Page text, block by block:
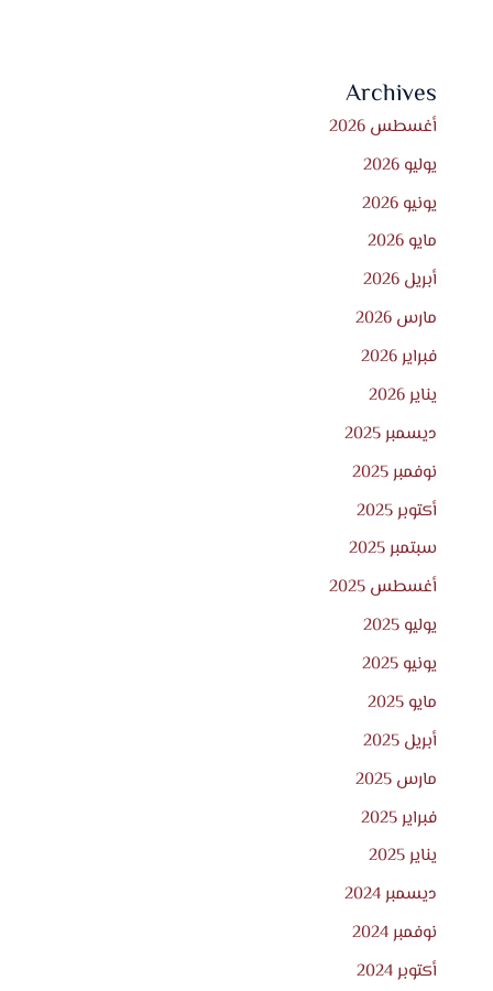
Archives
أغسطس 2026
يوليو 2026
يونيو 2026
مايو 2026
أبريل 2026
مارس 2026
فبراير 2026
يناير 2026
ديسمبر 2025
نوفمبر 2025
أكتوبر 2025
سبتمبر 2025
أغسطس 2025
يوليو 2025
يونيو 2025
مايو 2025
أبريل 2025
مارس 2025
فبراير 2025
يناير 2025
ديسمبر 2024
نوفمبر 2024
أكتوبر 2024